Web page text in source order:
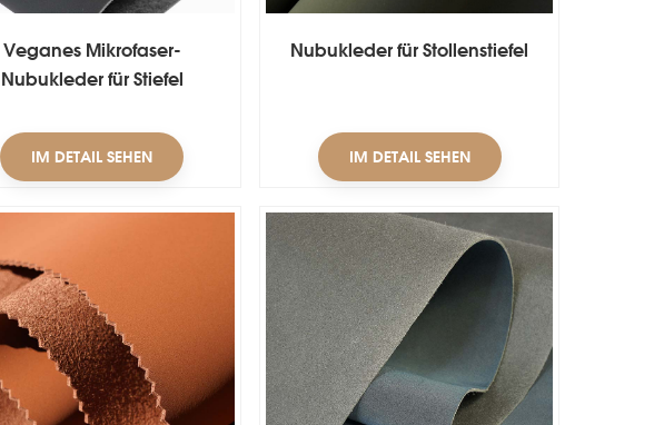
Veganes Mikrofaser-
Nubukleder für Stiefel
IM DETAIL SEHEN
Nubukleder für Stollenstiefel
IM DETAIL SEHEN